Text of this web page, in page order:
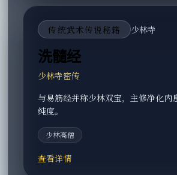
传统武术传说秘籍 少林寺
洗髓经
少林寺密传
与易筋经并称少林双宝，主修净化内
纯度。
少林高僧
查看详情